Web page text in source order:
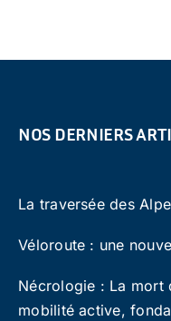
NOS DERNIERS
La traversée des
Véloroute : une
Nécrologie : La mort
mobilité active,